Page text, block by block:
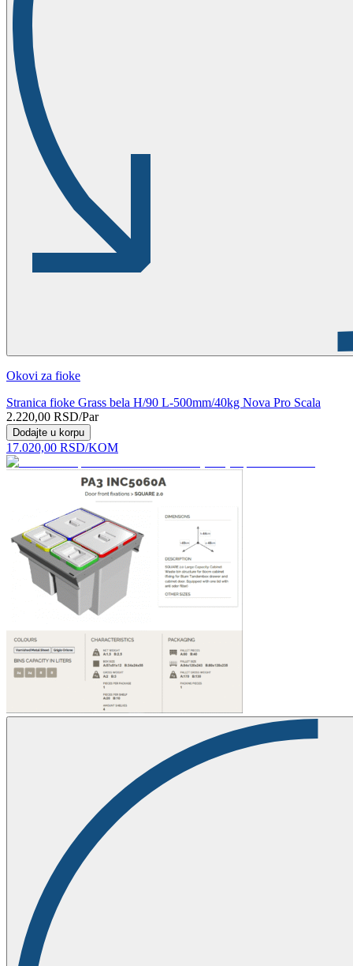
Okovi za fioke
Stranica fioke Grass bela H/90 L-500mm/40kg Nova Pro Scala
2.220,00 RSD/Par
Dodajte u korpu
17.020,00 RSD/KOM